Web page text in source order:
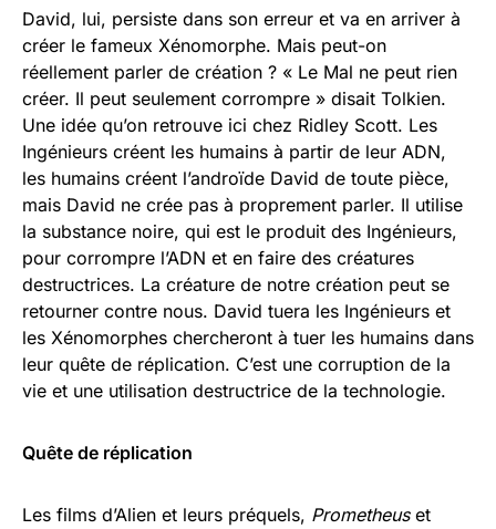
David, lui, persiste dans son erreur et va en arriver à
créer le fameux Xénomorphe. Mais peut-on
réellement parler de création ? « Le Mal ne peut rien
créer. Il peut seulement corrompre » disait Tolkien.
Une idée qu’on retrouve ici chez Ridley Scott. Les
Ingénieurs créent les humains à partir de leur ADN,
les humains créent l’androïde David de toute pièce,
mais David ne crée pas à proprement parler. Il utilise
la substance noire, qui est le produit des Ingénieurs,
pour corrompre l’ADN et en faire des créatures
destructrices. La créature de notre création peut se
retourner contre nous. David tuera les Ingénieurs et
les Xénomorphes chercheront à tuer les humains dans
leur quête de réplication. C’est une corruption de la
vie et une utilisation destructrice de la technologie.
Quête de réplication
Les films d’Alien et leurs préquels, Prometheuset